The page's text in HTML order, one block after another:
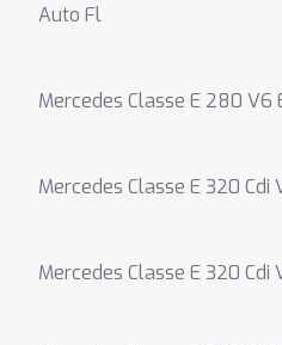
Auto Fl
Mercedes Classe E 280 V6
Mercedes Classe E 320
Mercedes Classe E 320